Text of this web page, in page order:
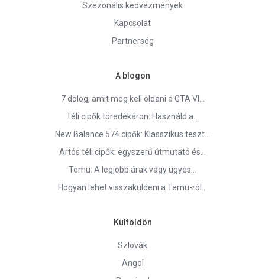
Szezonális kedvezmények
Kapcsolat
Partnerség
A blogon
7 dolog, amit meg kell oldani a GTA VI…
Téli cipők töredékáron: Használd a…
New Balance 574 cipők: Klasszikus teszt…
Artós téli cipők: egyszerű útmutató és…
Temu: A legjobb árak vagy ügyes…
Hogyan lehet visszaküldeni a Temu-ról…
Külföldön
Szlovák
Angol